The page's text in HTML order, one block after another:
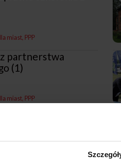
miast PPP
partnerstwa
(1)
miast PPP
szkolenia z PPP
miast